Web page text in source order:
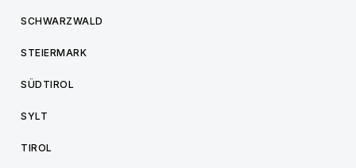
SCHWARZWALD
STEIERMARK
SÜDTIROL
SYLT
TIROL